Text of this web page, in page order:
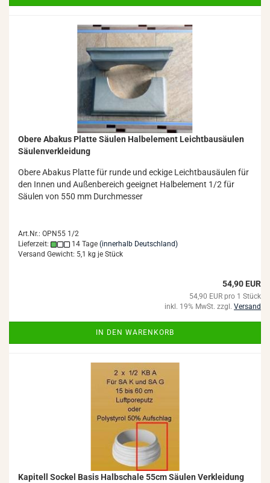
Obere Aba­kus Plat­te Säu­len Halb­ele­ment Leicht­bau­säu­len
Säu­len­ver­klei­dung
Obere Aba­kus Plat­te für runde und ecki­ge Leicht­bau­säu­len für
den Innen und Au­ßen­be­reich ge­eig­net Halb­ele­ment 1/2 für
Säu­len von 550 mm Durch­mes­ser
Art.Nr.: OPN55 1/2
Lieferzeit:
14 Tage (innerhalb Deutschland)
Versand Gewicht: 5,1 kg je Stück
54,90 EUR
54,90 EUR pro 1 Stück
inkl. 19% MwSt. zzgl. Versand
IN DEN WARENKORB
Ka­pi­tell So­ckel Basis Halb­scha­le 55cm Säu­len Ver­klei­dung